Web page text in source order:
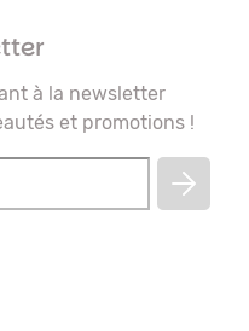
à la newsletter
et promotions !